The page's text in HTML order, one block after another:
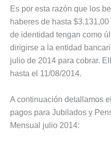
Es por esta razón que los
haberes de hasta
de identidad tengan como
dirigirse a la entidad
julio de 2014 para cobrar.
hasta el 11/08/2014.
A continuación detallamos
pagos para Jubilados y
Mensual julio 2014: